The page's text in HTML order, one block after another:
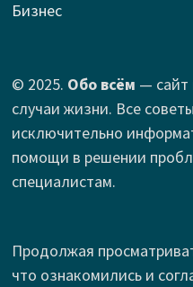
Бизнес
© 2025. Обо всём — сайт
случаи жизни. Все
исключительно
помощи в решении
специалистам.
Продолжая
что ознакомились и